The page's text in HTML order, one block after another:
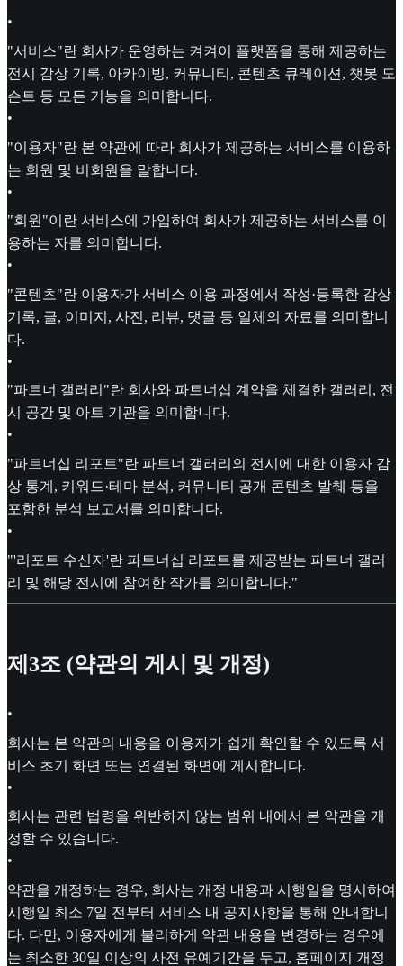
•
"서비스"란 회사가 운영하는 켜켜이 플랫폼을 통해 제공하는
전시 감상 기록, 아카이빙, 커뮤니티, 콘텐츠 큐레이션, 챗봇 도
슨트 등 모든 기능을 의미합니다.
•
"이용자"란 본 약관에 따라 회사가 제공하는 서비스를 이용하
는 회원 및 비회원을 말합니다.
•
"회원"이란 서비스에 가입하여 회사가 제공하는 서비스를 이
용하는 자를 의미합니다.
•
"콘텐츠"란 이용자가 서비스 이용 과정에서 작성·등록한 감상
기록, 글, 이미지, 사진, 리뷰, 댓글 등 일체의 자료를 의미합니
다.
•
"파트너 갤러리"란 회사와 파트너십 계약을 체결한 갤러리, 전
시 공간 및 아트 기관을 의미합니다.
•
"파트너십 리포트"란 파트너 갤러리의 전시에 대한 이용자 감
상 통계, 키워드·테마 분석, 커뮤니티 공개 콘텐츠 발췌 등을
포함한 분석 보고서를 의미합니다.
•
"'리포트 수신자'란 파트너십 리포트를 제공받는 파트너 갤러
리 및 해당 전시에 참여한 작가를 의미합니다."
제3조 (약관의 게시 및 개정)
•
회사는 본 약관의 내용을 이용자가 쉽게 확인할 수 있도록 서
비스 초기 화면 또는 연결된 화면에 게시합니다.
•
회사는 관련 법령을 위반하지 않는 범위 내에서 본 약관을 개
정할 수 있습니다.
•
약관을 개정하는 경우, 회사는 개정 내용과 시행일을 명시하여
시행일 최소 7일 전부터 서비스 내 공지사항을 통해 안내합니
다. 다만, 이용자에게 불리하게 약관 내용을 변경하는 경우에
는 최소한 30일 이상의 사전 유예기간을 두고, 홈페이지 개정